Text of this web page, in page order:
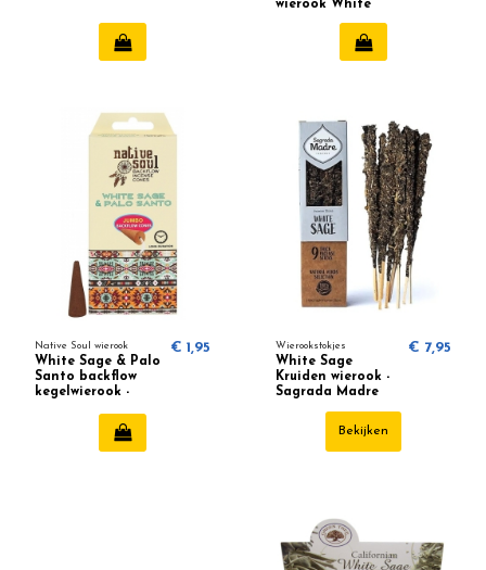
wierook White
Native Soul wierook
White Sage & Palo
Santo backflow
kegelwierook -
€ 1,95 Wierookstokjes
White Sage
Kruiden wierook -
Sagrada Madre
€ 7,95
Bekijken